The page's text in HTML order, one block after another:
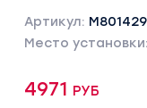
Артикул:
Место установки:
4971 руб